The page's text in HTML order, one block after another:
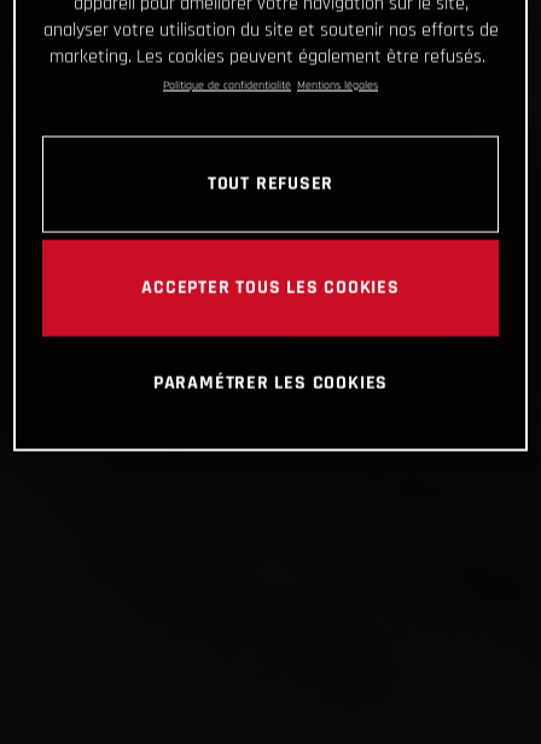
analyser votre utilisation du site et soutenir nos efforts de
marketing. Les cookies peuvent également être refusés.
Politique de confidentialité Mentions légales
TOUT REFUSER
ACCEPTER TOUS LES COOKIES
PARAMÉTRER LES COOKIES